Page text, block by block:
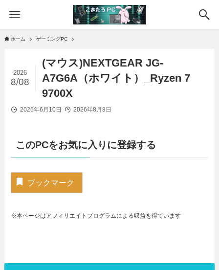
ホーム ゲーミングPC
(マウス)NEXTGEAR JG-
A7G6A（ホワイト）_Ryzen 7
9700X
2026
8/08
2026年6月10日 2026年8月8日
このPCをお気に入りに登録する
ブックマーク
※本ページはアフィリエイトプログラムによる収益を得ています